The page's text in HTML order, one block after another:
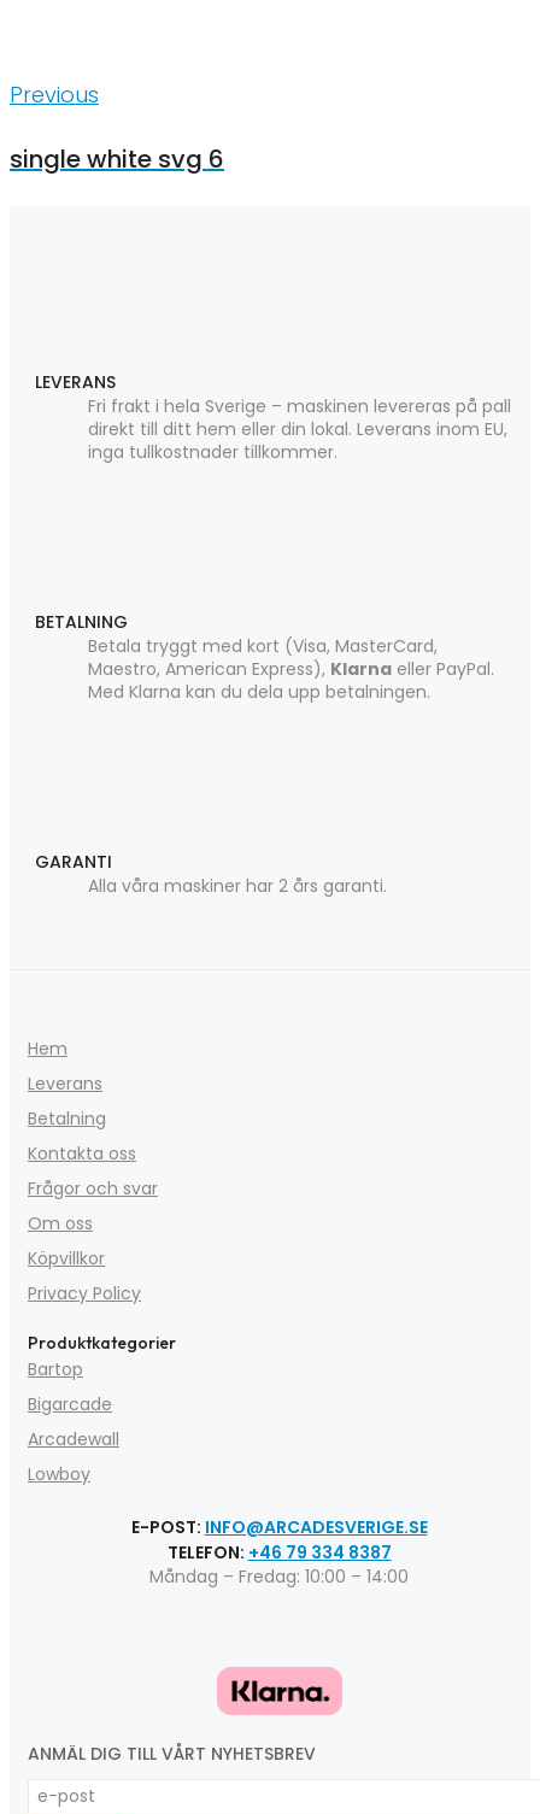
Inläggsnavigering
Previous
Previous
single white svg 6
LEVERANS
Fri frakt i hela Sverige – maskinen levereras på pall
direkt till ditt hem eller din lokal. Leverans inom EU,
inga tullkostnader tillkommer.
BETALNING
Betala tryggt med kort (Visa, MasterCard,
Maestro, American Express), Klarna eller PayPal.
Med Klarna kan du dela upp betalningen.
GARANTI
Alla våra maskiner har 2 års garanti.
Hem
Leverans
Betalning
Kontakta oss
Frågor och svar
Om oss
Köpvillkor
Privacy Policy
Produktkategorier
Bartop
Bigarcade
Arcadewall
Lowboy
E-POST: INFO@ARCADESVERIGE.SE
TELEFON: +46 79 334 8387
Måndag – Fredag: 10:00 – 14:00
ANMÄL DIG TILL VÅRT NYHETSBREV